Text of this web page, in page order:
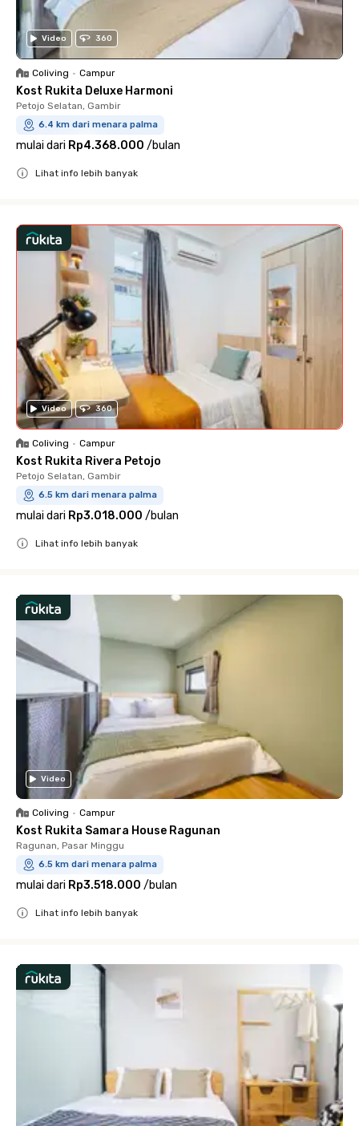
Video 360
Coliving • Campur
Kost Rukita Deluxe Harmoni
Petojo Selatan, Gambir
6.4 km dari menara palma
mulai dari Rp4.368.000 /bulan
Lihat info lebih banyak
Video 360
Coliving • Campur
Kost Rukita Rivera Petojo
Petojo Selatan, Gambir
6.5 km dari menara palma
mulai dari Rp3.018.000 /bulan
Lihat info lebih banyak
Video
Coliving • Campur
Kost Rukita Samara House Ragunan
Ragunan, Pasar Minggu
6.5 km dari menara palma
mulai dari Rp3.518.000 /bulan
Lihat info lebih banyak